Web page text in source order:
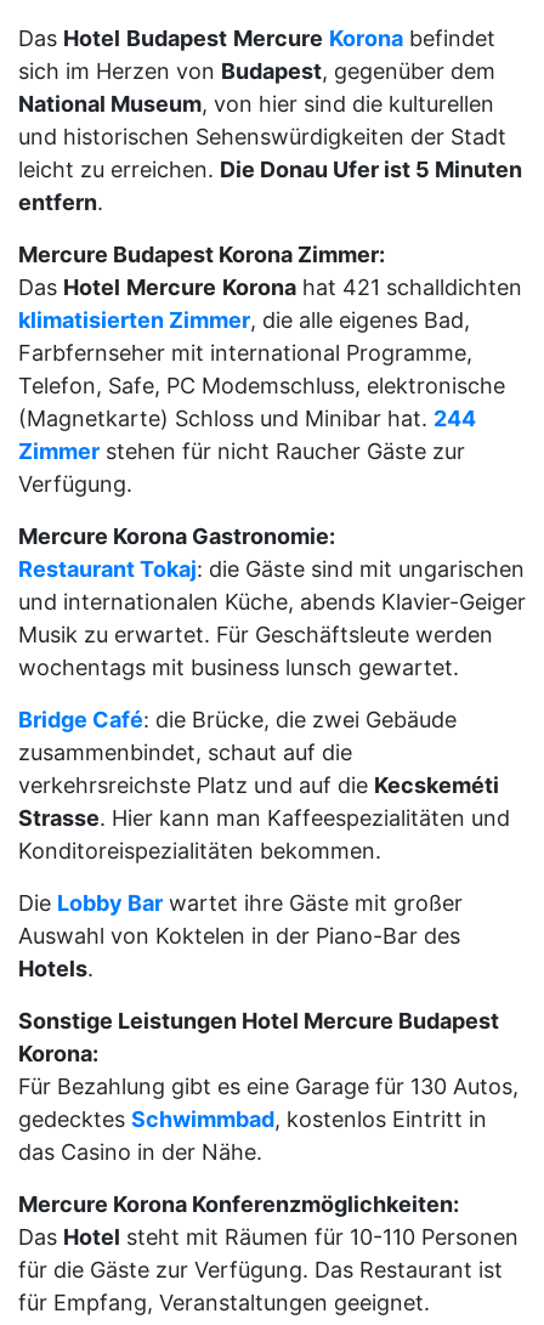
Das Hotel Budapest Mercure Korona befindet
sich im Herzen von Budapest, gegenüber dem
National Museum, von hier sind die kulturellen
und historischen Sehenswürdigkeiten der Stadt
leicht zu erreichen. Die Donau Ufer ist 5 Minuten
entfern.
Mercure Budapest Korona Zimmer:
Das Hotel Mercure Korona hat 421 schalldichten
klimatisierten Zimmer, die alle eigenes Bad,
Farbfernseher mit international Programme,
Telefon, Safe, PC Modemschluss, elektronische
(Magnetkarte) Schloss und Minibar hat. 244
Zimmer stehen für nicht Raucher Gäste zur
Verfügung.
Mercure Korona Gastronomie:
Restaurant Tokaj: die Gäste sind mit ungarischen
und internationalen Küche, abends Klavier-Geiger
Musik zu erwartet. Für Geschäftsleute werden
wochentags mit business lunsch gewartet.
Bridge Café: die Brücke, die zwei Gebäude
zusammenbindet, schaut auf die
verkehrsreichste Platz und auf die Kecskeméti
Strasse. Hier kann man Kaffeespezialitäten und
Konditoreispezialitäten bekommen.
Die Lobby Bar wartet ihre Gäste mit großer
Auswahl von Koktelen in der Piano-Bar des
Hotels.
Sonstige Leistungen Hotel Mercure Budapest
Korona:
Für Bezahlung gibt es eine Garage für 130 Autos,
gedecktes Schwimmbad, kostenlos Eintritt in
das Casino in der Nähe.
Mercure Korona Konferenzmöglichkeiten:
Das Hotel steht mit Räumen für 10-110 Personen
für die Gäste zur Verfügung. Das Restaurant ist
für Empfang, Veranstaltungen geeignet.